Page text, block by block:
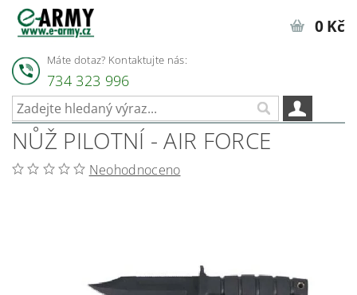
Máte dotaz? Kontaktujte nás:
734 323 996
0 Kč
NŮŽ PILOTNÍ - AIR FORCE
Neohodnoceno